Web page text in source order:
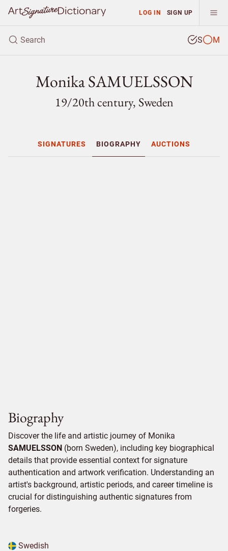
LOG IN SIGN UP
S M
Monika SAMUELSSON
19/20th century, Sweden
SIGNATURES BIOGRAPHY AUCTIONS
Biography
Discover the life and artistic journey of Monika
SAMUELSSON (born Sweden), including key biographical
details that provide essential context for signature
authentication and artwork verification. Understanding an
artist's background, artistic periods, and career timeline is
crucial for distinguishing authentic signatures from
forgeries.
Swedish